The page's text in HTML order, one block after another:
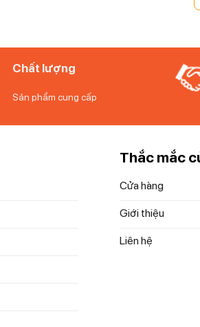
Chất lượng
Sản phẩm cung cấp
Thắc mắc
Cửa hàng
Giới thiệu
Liên hệ